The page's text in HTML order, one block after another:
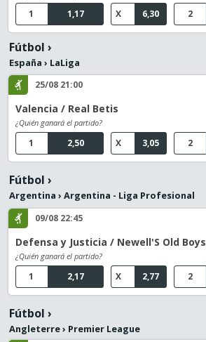
1,17
1 6,30
X 2
Fútbol ›
España › LaLiga
25/08 21:00
Valencia / Real Betis
¿Quién ganará el partido?
2,50
1 3,05
X 2
Fútbol ›
Argentina › Argentina - Liga Profesional
09/08 22:45
Defensa y Justicia / Newell'S Old Boys
¿Quién ganará el partido?
2,17
1 2,77
X 2
Fútbol ›
Angleterre› Premier League